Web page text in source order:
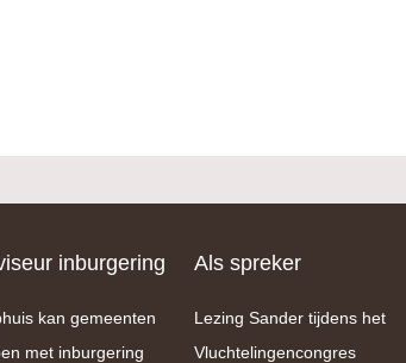
inburgering
kan gemeenten
met inburgering
Als spreker
Lezing Sander tijdens het
Vluchtelingencongres